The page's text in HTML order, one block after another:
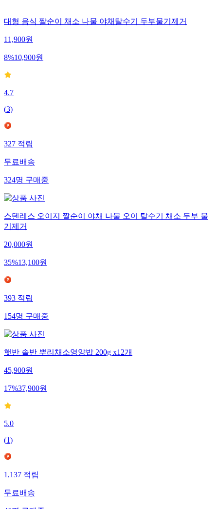
대형 음식 짤순이 채소 나물 야채탈수기 두부물기제거
11,900원
8%10,900원
4.7
(3)
327적립
무료배송
324명구매중
스텐레스 오이지 짤순이 야채 나물 오이 탈수기 채소 두부 물
기제거
20,000원
35%13,100원
393적립
154명구매중
햇반 솥반 뿌리채소영양밥 200g x12개
45,900원
17%37,900원
5.0
(1)
1,137적립
무료배송